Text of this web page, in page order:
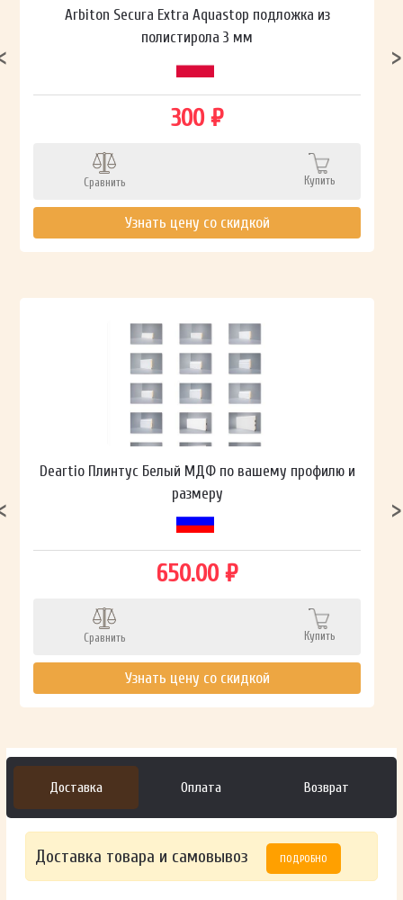
Arbiton Secura Extra Aquastop подложка из
полистирола 3 мм
300 ₽
Сравнить Купить
Узнать цену со скидкой
Deartio Плинтус Белый МДФ по вашему профилю и
размеру
650.00 ₽
Сравнить Купить
Узнать цену со скидкой
Доставка Оплата Возврат
Доставка товара и самовывоз ПОДРОБНО